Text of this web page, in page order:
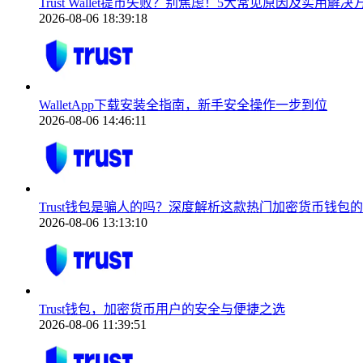
Trust Wallet提币失败？别焦虑！5大常见原因及实用解决
2026-08-06 18:39:18
WalletApp下载安装全指南，新手安全操作一步到位
2026-08-06 14:46:11
Trust钱包是骗人的吗？深度解析这款热门加密货币钱包
2026-08-06 13:13:10
Trust钱包，加密货币用户的安全与便捷之选
2026-08-06 11:39:51